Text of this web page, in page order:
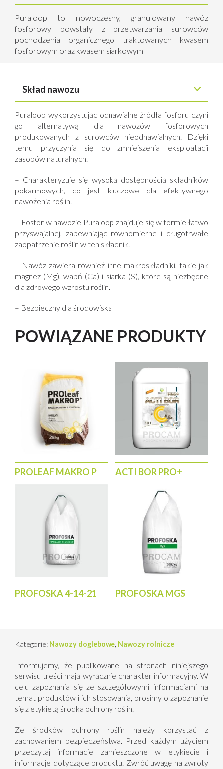
Puraloop to nowoczesny, granulowany nawóz
fosforowy powstały z przetwarzania surowców
pochodzenia organicznego traktowanych kwasem
fosforowym oraz kwasem siarkowym
Skład nawozu
38 % CAŁKOWITY PIĘCIOTLENEK FOSFORU (P2O5)
37% P2O5 rozpuszczalny w obojętnym roztworze
cytrynianu amonu i wodzie
10,5% CAŁKOWITY TLENEK WANIA (CaO)
2,0% TLENEK MAGNEZU (MgO) rozpuszczalny w wodzie
5,8% TRÓJTLENEK SIARKI (SO3) rozpuszczalny w
0,15% CAŁKOWITY CYNK (Zn) w postaci tlenku
Puraloop wykorzystując odnawialne źródła fosforu czyni
go alternatywą dla nawozów fosforowych
produkowanych z surowców nieodnawialnych. Dzięki
temu przyczynia się do zmniejszenia eksploatacji
zasobów naturalnych.
– Charakteryzuje się wysoką dostępnością składników
pokarmowych, co jest kluczowe dla efektywnego
nawożenia roślin.
– Fosfor w nawozie Puraloop znajduje się w formie łatwo
przyswajalnej, zapewniając równomierne i długotrwałe
zaopatrzenie roślin w ten składnik.
– Nawóz zawiera również inne makroskładniki, takie jak
magnez (Mg), wapń (Ca) i siarka (S), które są niezbędne
dla zdrowego wzrostu roślin.
– Bezpieczny dla środowiska
POWIĄZANE PRODUKTY
PROLEAF MAKRO P ACTI BOR PRO+
PROFOSKA 4-14-21 PROFOSKA MGS
Kategorie: Nawozy doglebowe Nawozy rolnicze
Informujemy, że publikowane na stronach niniejszego
serwisu treści mają wyłącznie charakter informacyjny. W
celu zapoznania się ze szczegółowymi informacjami na
temat produktów i ich stosowania, prosimy o zapoznanie
się z etykietą środka ochrony roślin.
Ze środków ochrony roślin należy korzystać z
zachowaniem bezpieczeństwa. Przed każdym użyciem
przeczytaj informacje zamieszczone w etykiecie i
informacje dotyczące produktu. Zwróć uwagę na zwroty